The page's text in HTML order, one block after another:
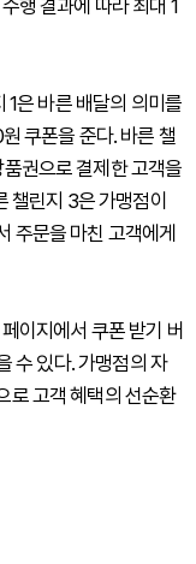
행 결과에 따라 최대 1
1은 바른 배달의 의미를
쿠폰을 준다. 바른 챌
권으로 결제한 고객을
챌린지 3은 가맹점이
주문을 마친 고객에게
이지에서 쿠폰 받기 버
수 있다. 가맹점의 자
로 고객 혜택의 선순환